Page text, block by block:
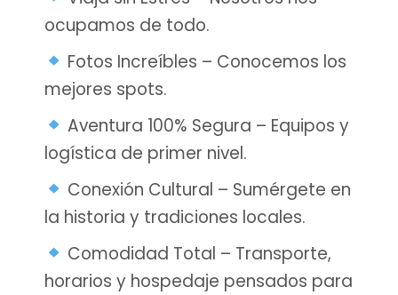
ocupamos de todo.
Fotos Increíbles – Conocemos los
mejores spots.
Aventura 100% Segura – Equipos y
logística de primer nivel.
Conexión Cultural – Sumérgete en
la historia y tradiciones locales.
Comodidad Total – Transporte,
horarios y hospedaje pensados para